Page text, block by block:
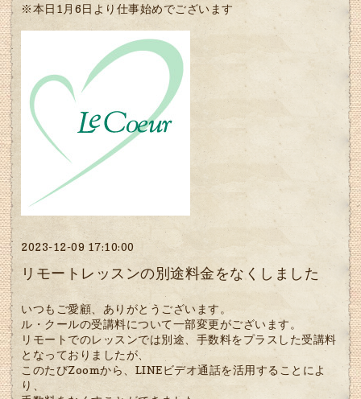
※本日1月6日より仕事始めでございます
2023-12-09 17:10:00
リモートレッスンの別途料金をなくしました
いつもご愛顧、ありがとうございます。
ル・クールの受講料について一部変更がございます。
リモートでのレッスンでは別途、手数料をプラスした受講料
となっておりましたが、
このたびZoomから、LINEビデオ通話を活用することによ
り、